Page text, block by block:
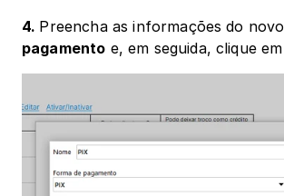
4. Preencha as informações do novo
pagamento e, em seguida, clique em